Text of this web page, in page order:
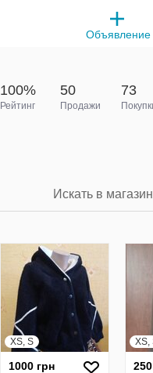
Объявление
100%
Рейтинг
50
Продажи
73
XS, S
1000 грн
XS,